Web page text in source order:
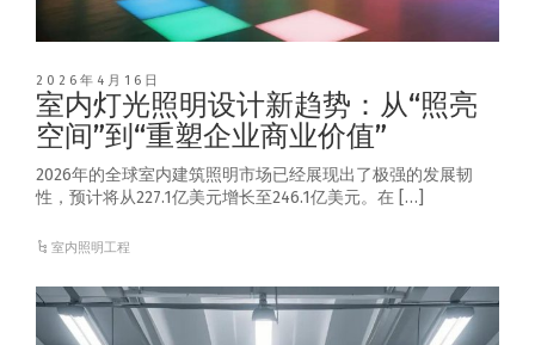
2026年4月16日
室内灯光照明设计新趋势：从“照亮
空间”到“重塑企业商业价值”
2026年的全球室内建筑照明市场已经展现出了极强的发展韧
性，预计将从227.1亿美元增长至246.1亿美元。在 […]
室内照明工程